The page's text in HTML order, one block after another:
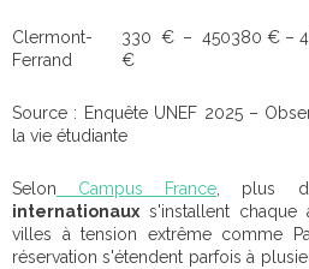
Clermont-
Ferrand
330 € – 450
€
380 € –
Source : Enquête UNEF 2025 –
la vie étudiante
Selon Campus France , plus
internationaux s'installent chaque
villes à tension extrême comme
réservation s'étendent parfois à